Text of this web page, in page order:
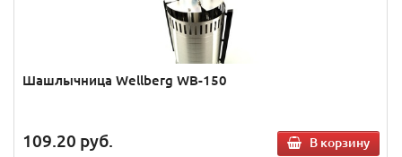
Шашлычница Wellberg WB-150
109.20 руб. В корзину